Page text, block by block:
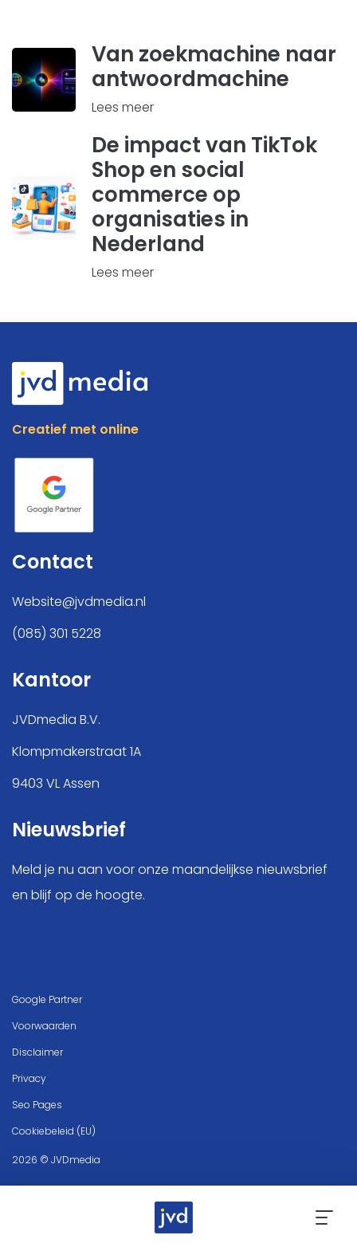
Van zoekmachine naar
antwoordmachine
Lees meer
De impact van TikTok
Shop en social
commerce op
organisaties in
Nederland
Lees meer
Creatief met online
Contact
Website@jvdmedia.nl
(085) 301 5228
Kantoor
JVDmedia B.V.
Klompmakerstraat 1A
9403 VL Assen
Nieuwsbrief
Meld je nu aan voor onze maandelijkse nieuwsbrief
en blijf op de hoogte.
Google Partner
Voorwaarden
Disclaimer
Privacy
Seo Pages
Cookiebeleid (EU)
2026 © JVDmedia